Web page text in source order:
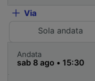
Via
Sola andata
Andata